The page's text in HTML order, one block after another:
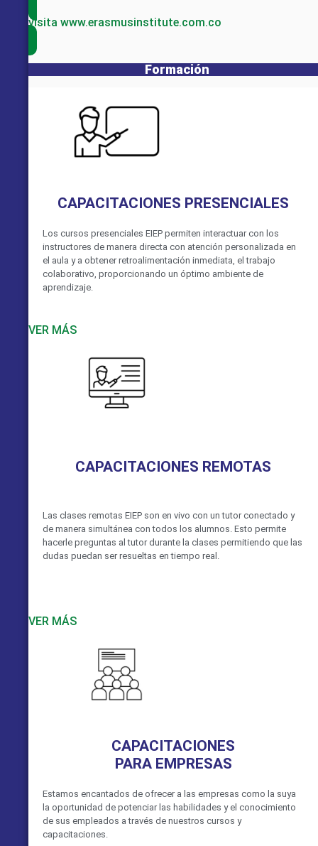
visita www.erasmusinstitute.com.co
Formación
CAPACITACIONES PRESENCIALES
Los cursos presenciales EIEP permiten interactuar con los
instructores de manera directa con atención personalizada en
el aula y a obtener retroalimentación inmediata, el trabajo
colaborativo, proporcionando un óptimo ambiente de
aprendizaje.
VER MÁS
CAPACITACIONES REMOTAS
Las clases remotas EIEP son en vivo con un tutor conectado y
de manera simultánea con todos los alumnos. Esto permite
hacerle preguntas al tutor durante la clases permitiendo que las
dudas puedan ser resueltas en tiempo real.
VER MÁS
CAPACITACIONES
PARA EMPRESAS
Estamos encantados de ofrecer a las empresas como la suya
la oportunidad de potenciar las habilidades y el conocimiento
de sus empleados a través de nuestros cursos y
capacitaciones.